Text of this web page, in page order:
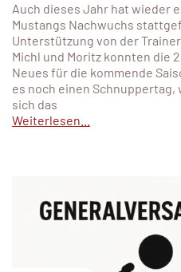
Auch dieses Jahr hat wieder
Mustangs Nachwuchs
Unterstützung von der
Michl und Moritz konnten die
Neues für die kommende
es noch einen Schnuppertag,
sich das
Weiterlesen...